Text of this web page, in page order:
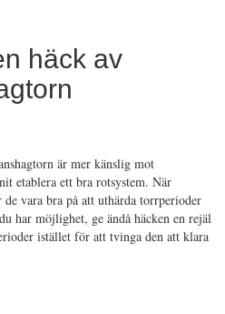
häck av
är mer känslig mot
etablera ett bra rotsystem. När
vara bra på att uthärda torrperioder
har möjlighet, ge ändå häcken en rejäl
istället för att tvinga den att klara